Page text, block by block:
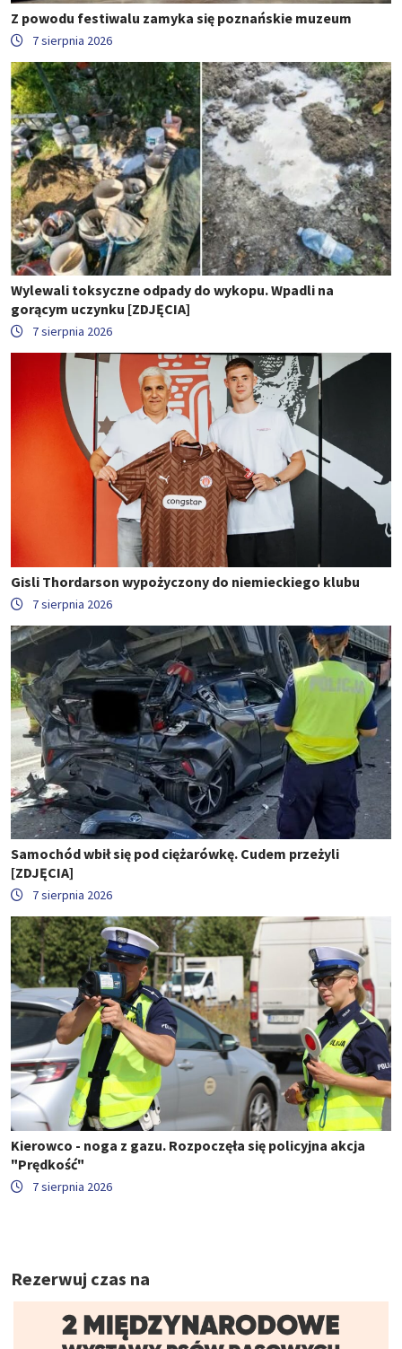
Z powodu festiwalu zamyka się poznańskie muzeum
7 sierpnia 2026
Wylewali toksyczne odpady do wykopu. Wpadli na
gorącym uczynku [ZDJĘCIA]
7 sierpnia 2026
Gisli Thordarson wypożyczony do niemieckiego klubu
7 sierpnia 2026
Samochód wbił się pod ciężarówkę. Cudem przeżyli
[ZDJĘCIA]
7 sierpnia 2026
Kierowco - noga z gazu. Rozpoczęła się policyjna akcja
"Prędkość"
7 sierpnia 2026
Rezerwuj czas na